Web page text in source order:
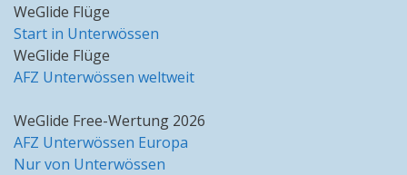
WeGlide Flüge
Start in Unterwössen
WeGlide Flüge
AFZ Unterwössen weltweit
WeGlide Free-Wertung 2026
AFZ Unterwössen Europa
Nur von Unterwössen